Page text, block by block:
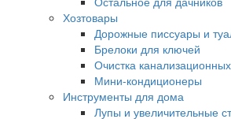
Хозтовары
Дорожные писсуары и
Брелоки для ключей
Очистка
Мини-кондиционеры
Инструменты для дома
Лупы и увеличительные